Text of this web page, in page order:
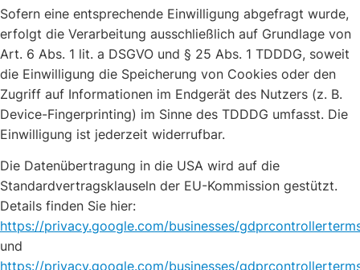
Sofern eine entsprechende Einwilligung abgefragt wurde,
erfolgt die Verarbeitung ausschließlich auf Grundlage von
Art. 6 Abs. 1 lit. a DSGVO und § 25 Abs. 1 TDDDG, soweit
die Einwilligung die Speicherung von Cookies oder den
Zugriff auf Informationen im Endgerät des Nutzers (z. B.
Device-Fingerprinting) im Sinne des TDDDG umfasst. Die
Einwilligung ist jederzeit widerrufbar.
Die Datenübertragung in die USA wird auf die
Standardvertragsklauseln der EU-Kommission gestützt.
Details finden Sie hier:
https://privacy.google.com/businesses/
und
https://privacy.google.com/businesses/